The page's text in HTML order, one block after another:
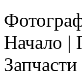
Начало |
Запчасти